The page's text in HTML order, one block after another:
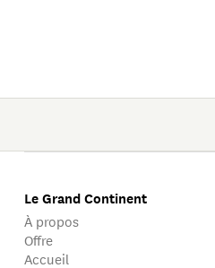
Le Grand Continent
À propos
Offre
Accueil